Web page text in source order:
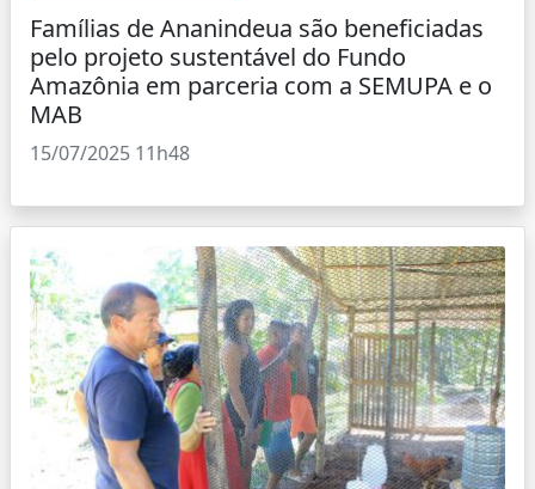
Famílias de Ananindeua são beneficiadas
pelo projeto sustentável do Fundo
Amazônia em parceria com a SEMUPA e o
MAB
15/07/2025 11h48